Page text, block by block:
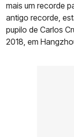
mais um recorde
antigo recorde,
pupilo de Carlos
2018, em